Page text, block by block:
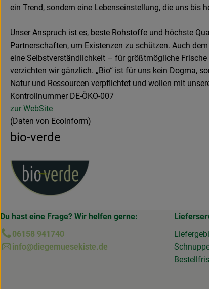
ein Trend, sondern eine Lebenseinstellung, die uns bis
Unser Anspruch ist es, beste Rohstoffe und höchste
Partnerschaften, um Existenzen zu schützen. Auch
eine Selbstverständlichkeit – für größtmögliche Frische
verzichten wir gänzlich. „Bio“ ist für uns kein Dogma,
Natur und Ressourcen verpflichtet und wollen mit
Kontrollnummer DE-ÖKO-007
zur WebSite
(Daten von Ecoinform)
bio-verde
Du hast eine Frage? Wir helfen gerne:
06158 941740
info@diegemuesekiste.de